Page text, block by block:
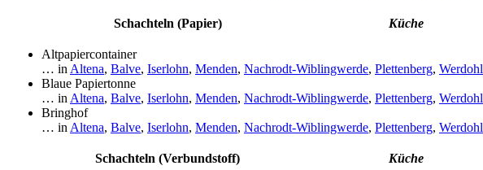
Schachteln (Papier) Küche
Altpapiercontainer
… in Altena, Balve, Iserlohn, Menden, Nachrodt-Wiblingwerde, Plettenberg, Werdohl
Blaue Papiertonne
… in Altena, Balve, Iserlohn, Menden, Nachrodt-Wiblingwerde, Plettenberg, Werdohl
Bringhof
… in Altena, Balve, Iserlohn, Menden, Nachrodt-Wiblingwerde, Plettenberg, Werdohl
Schachteln (Verbundstoff) Küche